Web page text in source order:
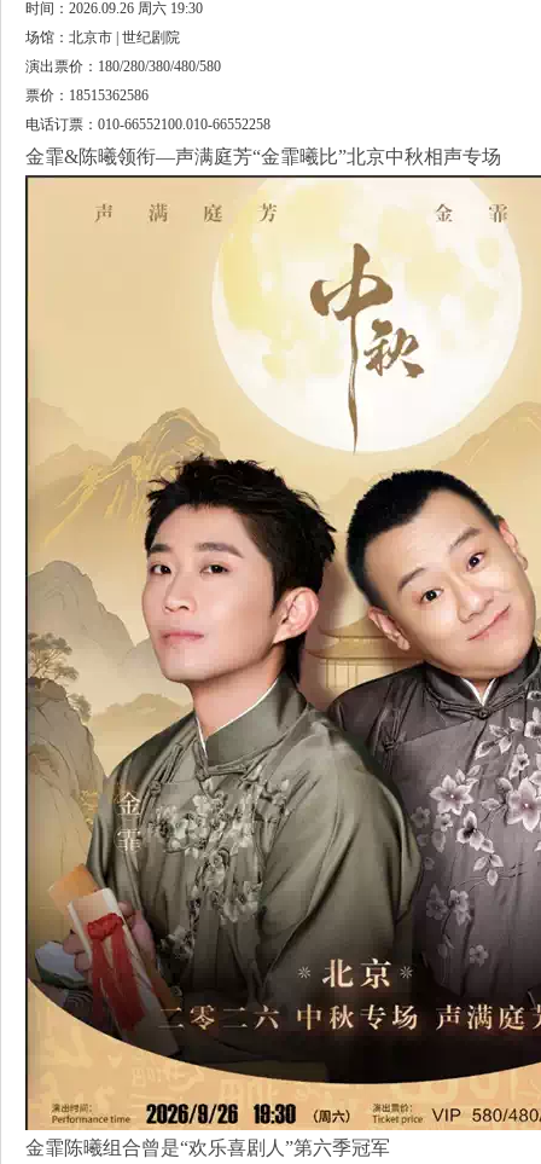
时间：2026.09.26 周六 19:30
场馆：北京市 | 世纪剧院
演出票价：180/280/380/480/580
票价：18515362586
电话订票：010-66552100.010-66552258
金霏&陈曦领衔—声满庭芳“金霏曦比”北京中秋相声专场
金霏陈曦组合曾是“欢乐喜剧人”第六季冠军